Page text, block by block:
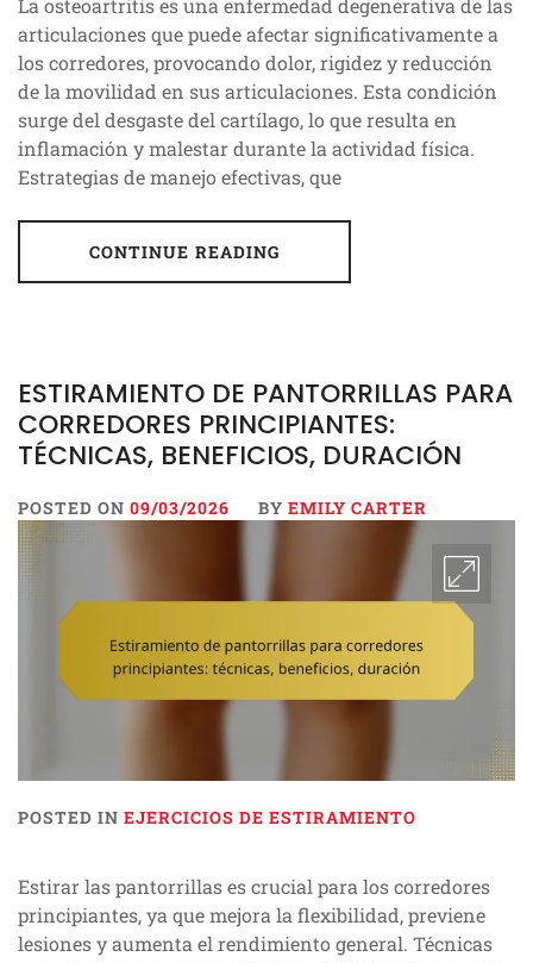
articulaciones que puede afectar significativamente a
los corredores, provocando dolor, rigidez y reducción
de la movilidad en sus articulaciones. Esta condición
surge del desgaste del cartílago, lo que resulta en
inflamación y malestar durante la actividad física.
Estrategias de manejo efectivas, que
CONTINUE READING
ESTIRAMIENTO DE PANTORRILLAS PARA
CORREDORES PRINCIPIANTES:
TÉCNICAS, BENEFICIOS, DURACIÓN
POSTED ON 09/03/2026 BY EMILY CARTER
POSTED IN EJERCICIOS DE ESTIRAMIENTO
Estirar las pantorrillas es crucial para los corredores
principiantes, ya que mejora la flexibilidad, previene
lesiones y aumenta el rendimiento general. Técnicas